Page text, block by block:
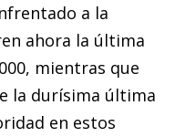
a la
ahora la última
mientras que
la durísima última
en estos